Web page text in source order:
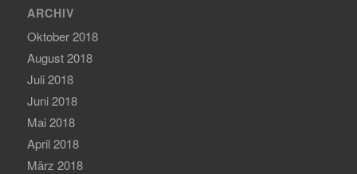
ARCHIV
Oktober 2018
August 2018
Juli 2018
Juni 2018
Mai 2018
April 2018
März 2018